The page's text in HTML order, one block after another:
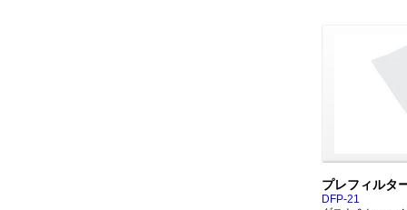
プレフィルタ
DFP-21